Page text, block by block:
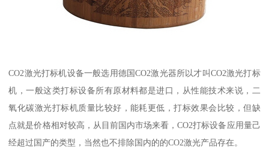
CO2激光打标机设备一般选用德国CO2激光器所以才叫CO2激光打标
机，一般这类打标设备所有原材料都是进口，从性能技术来说，二
氧化碳激光打标机质量比较好，能耗更低，打标效果会比较，但缺
点就是价格相对较高，从目前国内市场来看，CO2打标设备应用量己
经超过国产的类型，当然也不排除国内的的CO2激光产品存在。